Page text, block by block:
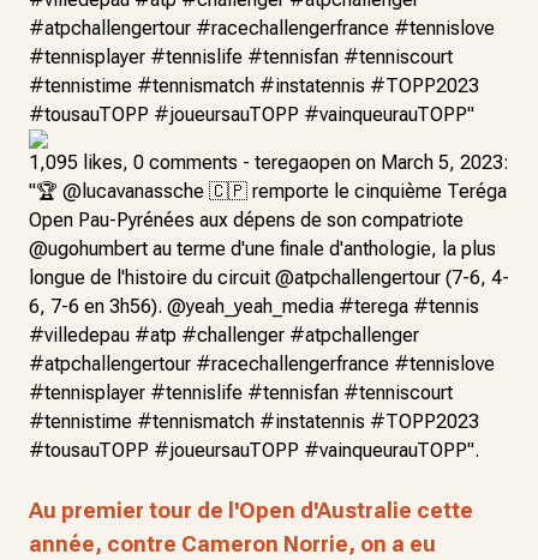
#atpchallengertour #racechallengerfrance #tennislove
#tennisplayer #tennislife #tennisfan #tenniscourt
#tennistime #tennismatch #instatennis #TOPP2023
#tousauTOPP #joueursauTOPP #vainqueurauTOPP"
1,095 likes, 0 comments - teregaopen on March 5, 2023:
"🏆 @lucavanassche 🇨🇵 remporte le cinquième Teréga
Open Pau-Pyrénées aux dépens de son compatriote
@ugohumbert au terme d'une finale d'anthologie, la plus
longue de l'histoire du circuit @atpchallengertour (7-6, 4-
6, 7-6 en 3h56). @yeah_yeah_media #terega #tennis
#villedepau #atp #challenger #atpchallenger
#atpchallengertour #racechallengerfrance #tennislove
#tennisplayer #tennislife #tennisfan #tenniscourt
#tennistime #tennismatch #instatennis #TOPP2023
#tousauTOPP #joueursauTOPP #vainqueurauTOPP".
Au premier tour de l'Open d'Australie cette
année, contre Cameron Norrie, on a eu